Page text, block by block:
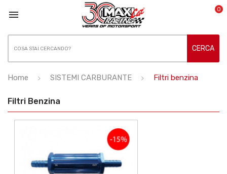
 0
CERCA
Home SISTEMI CARBURANTE Filtri benzina
Filtri Benzina